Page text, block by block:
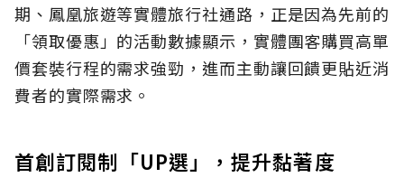
期、鳳凰旅遊等實體旅行社通路，正是因為先前的
「領取優惠」的活動數據顯示，實體團客購買高單
價套裝行程的需求強勁，進而主動讓回饋更貼近消
費者的實際需求。
首創訂閱制「UP選」，提升黏著度